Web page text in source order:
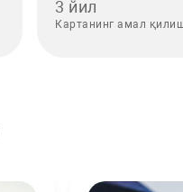
3 йил
Картанинг амал